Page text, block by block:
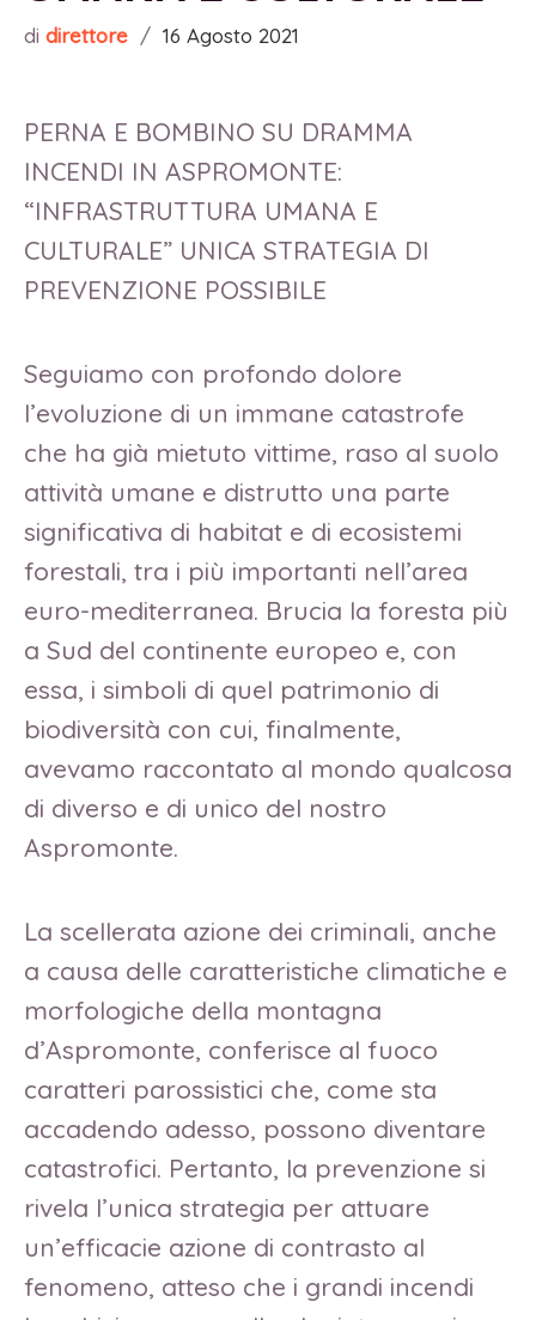
di direttore / 16 Agosto 2021
PERNA E BOMBINO SU DRAMMA
INCENDI IN ASPROMONTE:
“INFRASTRUTTURA UMANA E
CULTURALE” UNICA STRATEGIA DI
PREVENZIONE POSSIBILE
Seguiamo con profondo dolore
l’evoluzione di un immane catastrofe
che ha già mietuto vittime, raso al suolo
attività umane e distrutto una parte
significativa di habitat e di ecosistemi
forestali, tra i più importanti nell’area
euro-mediterranea. Brucia la foresta più
a Sud del continente europeo e, con
essa, i simboli di quel patrimonio di
biodiversità con cui, finalmente,
avevamo raccontato al mondo qualcosa
di diverso e di unico del nostro
Aspromonte.
La scellerata azione dei criminali, anche
a causa delle caratteristiche climatiche e
morfologiche della montagna
d’Aspromonte, conferisce al fuoco
caratteri parossistici che, come sta
accadendo adesso, possono diventare
catastrofici. Pertanto, la prevenzione si
rivela l’unica strategia per attuare
un’efficacie azione di contrasto al
fenomeno, atteso che i grandi incendi